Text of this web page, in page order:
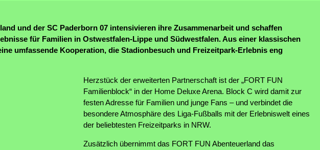
und der SC Paderborn 07 intensivieren ihre Zusammenarbeit und schaffen
für Familien in Ostwestfalen-Lippe und Südwestfalen. Aus einer klassischen
umfassende Kooperation, die Stadionbesuch und Freizeitpark-Erlebnis eng
Herzstück der erweiterten Partnerschaft ist der „FORT FUN
Familienblock“ in der Home Deluxe Arena. Block C wird damit zur
festen Adresse für Familien und junge Fans – und verbindet die
besondere Atmosphäre des Liga-Fußballs mit der Erlebniswelt eines
der beliebtesten Freizeitparks in NRW.
Zusätzlich übernimmt das FORT FUN Abenteuerland das